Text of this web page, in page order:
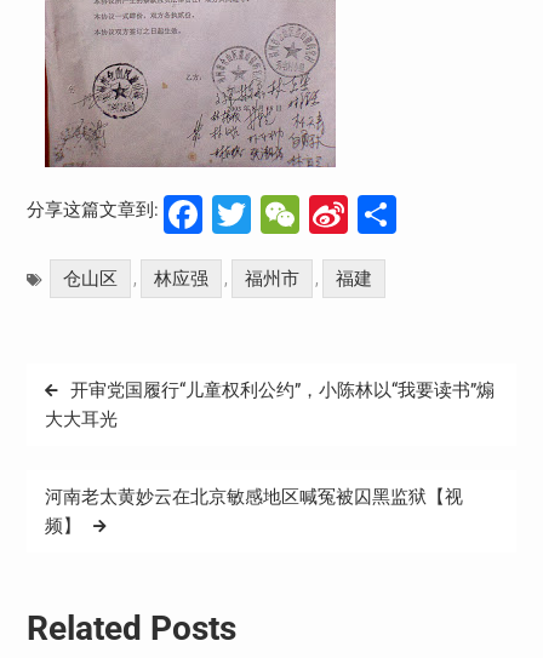
分享这篇文章到: Facebook
Twitter
WeChat
Sina
Weibo
分
仓山区 , 林应强 , 福州市 , 福建
文
章
航
开审党国履行“儿童权利公约”，小陈林以“我要读书”煽
大大耳光
河南老太黄妙云在北京敏感地区喊冤被囚黑监狱【视
频】
Related Posts